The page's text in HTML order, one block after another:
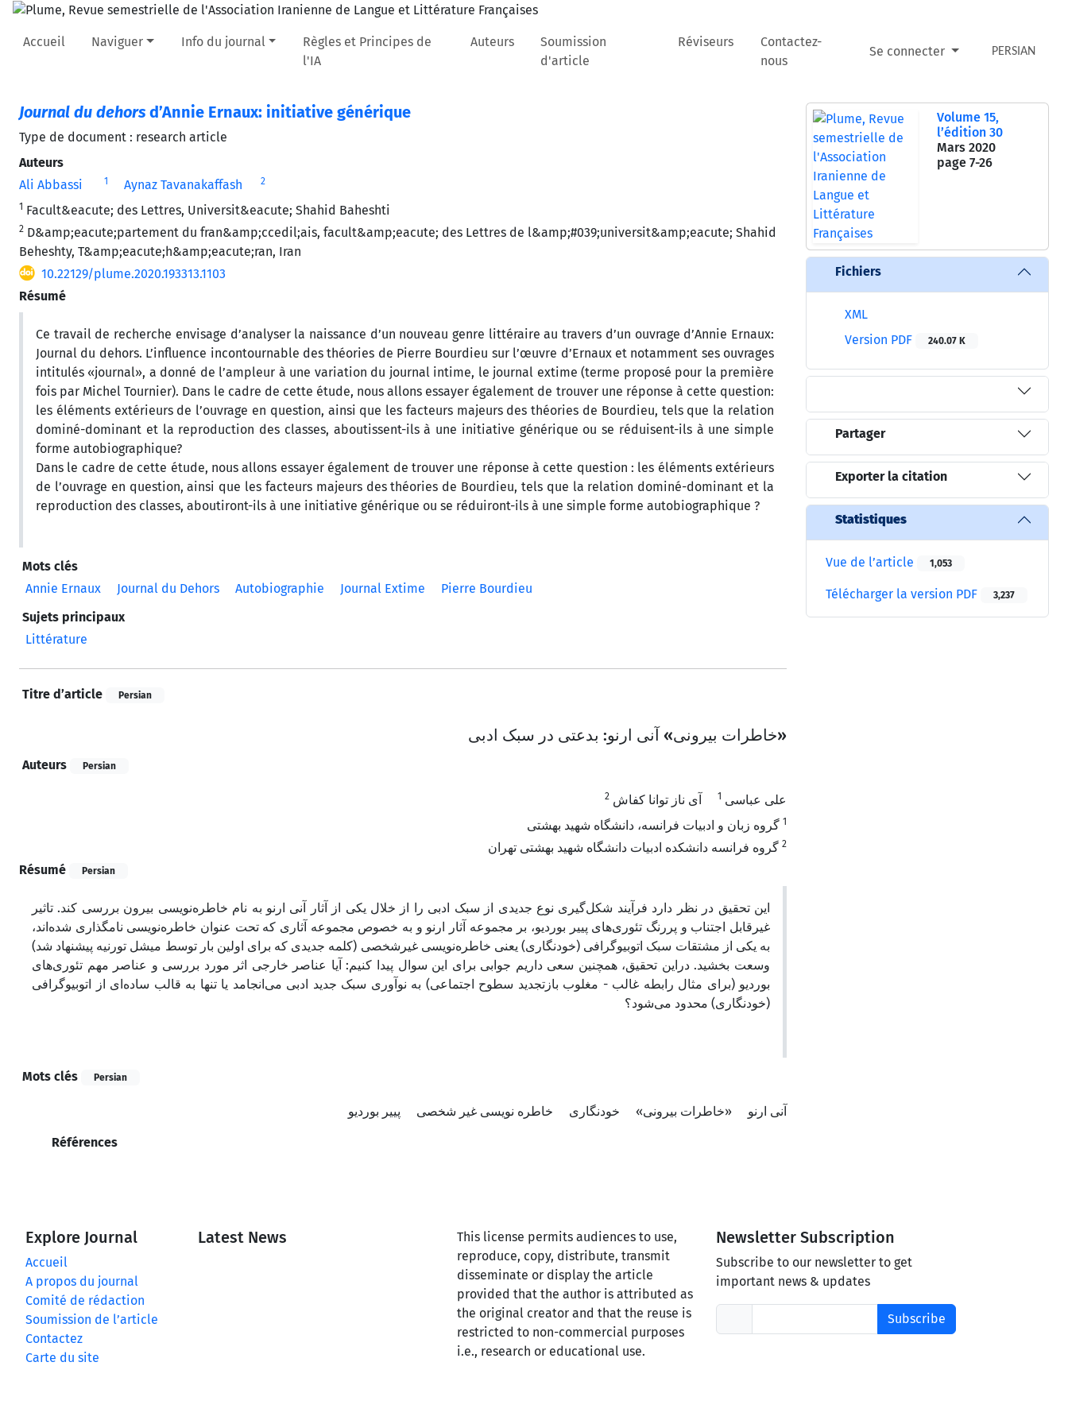
Accueil Naviguer Info du journal
Règles et Principes de
l'IA
Auteurs
Soumission
d'article
Réviseurs
Contactez-
nous
Se connecter PERSIAN
Journal du dehors d’Annie Ernaux: initiative générique
Type de document : research article
Auteurs
Ali Abbassi
1 Aynaz Tavanakaffash 2
1 Facult&eacute; des Lettres, Universit&eacute; Shahid Baheshti
2 D&amp;eacute;partement du fran&amp;ccedil;ais, facult&amp;eacute; des Lettres de l&amp;#039;universit&amp;eacute; Shahid
Beheshty, T&amp;eacute;h&amp;eacute;ran, Iran
10.22129/plume.2020.193313.1103
Résumé
Ce travail de recherche envisage d’analyser la naissance d’un nouveau genre littéraire au travers d’un ouvrage d’Annie Ernaux:
Journal du dehors. L’influence incontournable des théories de Pierre Bourdieu sur l’œuvre d’Ernaux et notamment ses ouvrages
intitulés «journal», a donné de l’ampleur à une variation du journal intime, le journal extime (terme proposé pour la première
fois par Michel Tournier). Dans le cadre de cette étude, nous allons essayer également de trouver une réponse à cette question:
les éléments extérieurs de l’ouvrage en question, ainsi que les facteurs majeurs des théories de Bourdieu, tels que la relation
dominé-dominant et la reproduction des classes, aboutissent-ils à une initiative générique ou se réduisent-ils à une simple
forme autobiographique?
Dans le cadre de cette étude, nous allons essayer également de trouver une réponse à cette question : les éléments extérieurs
de l’ouvrage en question, ainsi que les facteurs majeurs des théories de Bourdieu, tels que la relation dominé-dominant et la
reproduction des classes, aboutiront-ils à une initiative générique ou se réduiront-ils à une simple forme autobiographique ?
Mots clés
Annie Ernaux
Journal du Dehors Autobiographie Journal Extime
Pierre Bourdieu
Sujets principaux
Littérature
Titre d’article Persian
«خاطرات بیرونی» آنی ارنو: بدعتی در سبک ادبی
Auteurs Persian
علی عباسی 1 آی ناز توانا کفاش 2
1 گروه زبان و ادبیات فرانسه، دانشگاه شهید بهشتی
2 گروه فرانسه دانشکده ادبیات دانشگاه شهید بهشتی تهران
Résumé
Persian
این تحقیق در نظر دارد فرآیند شکل‌گیری نوع جدیدی از سبک ادبی را از خلال یکی از آثار آنی ارنو به نام خاطره‌نویسی بیرون بررسی کند. تاثیر
غیر‌قابل اجتناب و پررنگ تئوری‌های پییر بوردیو، بر مجموعه آثار ارنو و به خصوص مجموعه آثاری که تحت عنوان خاطره‌نویسی نامگذاری شده‌اند،
به یکی از مشتقات سبک اتوبیوگرافی (خودنگاری) یعنی خاطره‌نویسی غیر‌شخصی (کلمه جدیدی که برای اولین بار توسط میشل تورنیه پیشنهاد شد)
وسعت بخشید. دراین تحقیق، همچنین سعی داریم جوابی برای این سوال پیدا کنیم: آیا عناصر خارجی اثر مورد بررسی و عناصر مهم تئوری‌های
بوردیو (برای مثال رابطه غالب - مغلوب بازتجدید سطوح اجتماعی) به نوآوری سبک جدید ادبی می‌انجامد یا تنها به قالب ساده‌ای از اتوبیوگرافی
(خودنگاری) محدود می‌شود؟
Mots clés Persian
آنی ارنو «خاطرات بیرونی» خودنگاری خاطره نویسی غیر شخصی پییر بوردیو
Références
Volume 15,
l’édition 30
Mars 2020
page 7-26
Fichiers
XML
Version PDF
240.07 K
Partager
Exporter la citation
Statistiques
Vue de l’article 1,053
Télécharger la version PDF 3,237
Explore Journal
Accueil
A propos du journal
Comité de rédaction
Soumission de l’article
Contactez
Carte du site
Latest News
This license permits audiences to use,
reproduce, copy, distribute, transmit
disseminate or display the article
provided that the author is attributed as
the original creator and that the reuse is
restricted to non-commercial purposes
i.e., research or educational use.
Newsletter Subscription
Subscribe to our newsletter to get
important news & updates
Subscribe